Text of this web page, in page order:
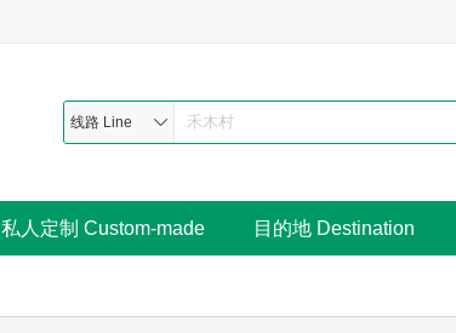
线路 Line
私人定制 Custom-made 目的地 Destination